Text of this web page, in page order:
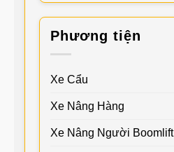
Phương tiện
Xe Cẩu
Xe Nâng Hàng
Xe Nâng Người Boomlift